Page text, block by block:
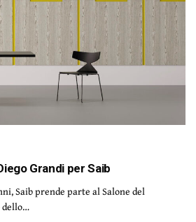
Grandi per Saib
Saib prende parte al Salone del
dello…